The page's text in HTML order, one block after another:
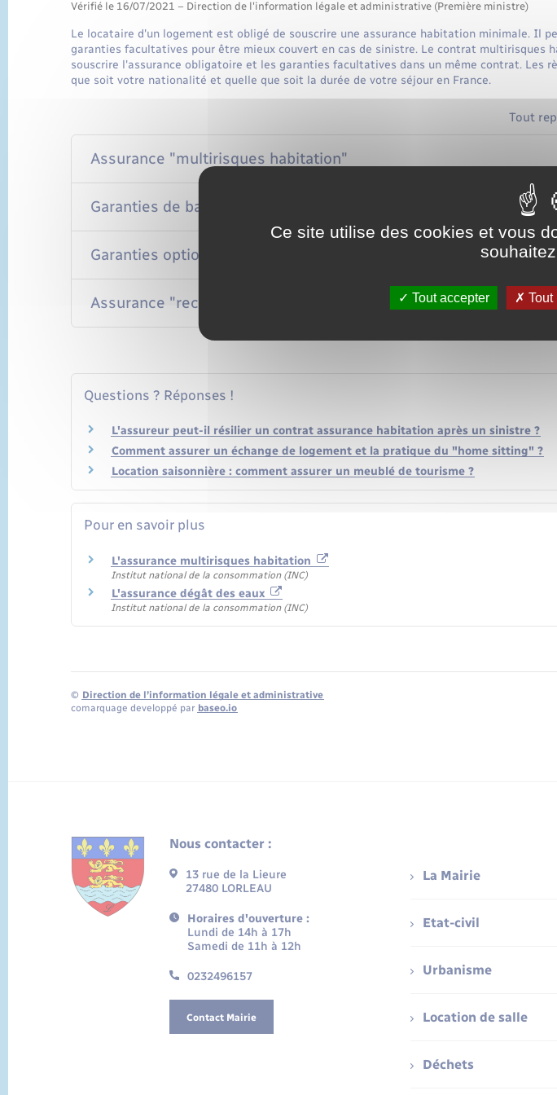
Vérifié le 16/07/2021 – Direction de l'information légale et administrative (Première ministre)
Le locataire d'un logement est obligé de souscrire une assurance habitation minimale. Il
garanties facultatives pour être mieux couvert en cas de sinistre. Le contrat multirisques
souscrire l'assurance obligatoire et les garanties facultatives dans un même contrat. Les
que soit votre nationalité et quelle que soit la durée de votre séjour en France.
Tout
Assurance "multirisques habitation"
Garanties de base
Garanties optionnelles
Assurance "recours des voisins et des tiers"
Questions ? Réponses !
L'assureur peut-il résilier un contrat assurance habitation après un sinistre ?
Comment assurer un échange de logement et la pratique du "home sitting" ?
Location saisonnière : comment assurer un meublé de tourisme ?
Pour en savoir plus
L'assurance multirisques habitation
Institut national de la consommation (INC)
L'assurance dégât des eaux
Institut national de la consommation (INC)
© Direction de l’information légale et administrative
comarquage developpé par baseo.io
Nous contacter :
13 rue de la Lieure
27480 LORLEAU
Horaires d'ouverture :
Lundi de 14h à 17h
Samedi de 11h à 12h
0232496157
Contact Mairie
La Mairie
Etat-civil
Urbanisme
Location de salle
Déchets
Ce site utilise des cookies et vous
Tout accepter Tout